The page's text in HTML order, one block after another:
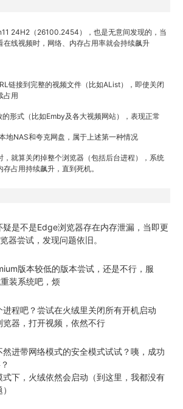
24H2（26100.2454），也是无意间发现的，当
在线视频时，网络、内存占用率就会持续飙升
链接到完整的视频文件（比如AList），即使关闭
占用
形式（比如Emby及各大视频网站），表现正常
地NAS和夸克网盘，属于上述第一种情况
，就算关闭掉整个浏览器（包括后台进程），系统
占用持续飙升，直到死机。
疑是不是Edge浏览器存在内存泄漏，当即更
器尝试，发现问题依旧。
版本较低的版本尝试，还是不行，服
装系统吧，烦
程吧？尝试在火绒里关闭所有开机启动
器，打开视频，依然不行
进带网络模式的安全模式试试？咦，成功
下，火绒依然会启动（到这里，我都没有